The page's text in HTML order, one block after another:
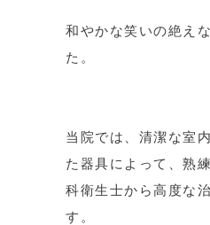
和やかな笑いの絶え
た。
当院では、清潔な室
た器具によって、熟
科衛生士から高度な
す。